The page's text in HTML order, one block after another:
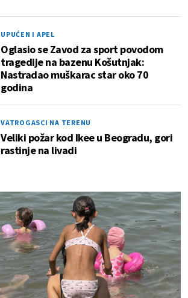
UPUĆEN I APEL
Oglasio se Zavod za sport povodom
tragedije na bazenu Košutnjak:
Nastradao muškarac star oko 70
godina
VATROGASCI NA TERENU
Veliki požar kod Ikee u Beogradu, gori
rastinje na livadi